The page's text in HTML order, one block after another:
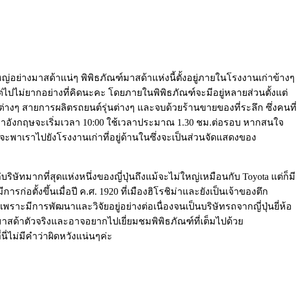
ย่างมาสด้าแน่ๆ พิพิธภัณฑ์มาสด้าแห่งนี้ตั้งอยู่ภายในโรงงานเก่าข้างๆ
ต่ไปไม่ยากอย่างที่คิดนะคะ โดยภายในพิพิธภัณฑ์จะมีอยู่หลายส่วนตั้งแต่
งๆ สายการผลิตรถยนต์รุ่นต่างๆ และจบด้วยร้านขายของที่ระลึก ซึ่งคนที่
กฤษจะเริ่มเวลา 10:00 ใช้เวลาประมาณ 1.30 ชม.ต่อรอบ หากสนใจ
พาเราไปยังโรงงานเก่าที่อยู่ด้านในซึ่งจะเป็นส่วนจัดแสดงของ
ริษัทมากที่สุดแห่งหนึ่งของญี่ปุ่นถึงแม้จะไม่ใหญ่เหมือนกับ Toyota แต่ก็มี
ารก่อตั้งขึ้นเมื่อปี ค.ศ. 1920 ที่เมืองฮิโรชิม่าและยังเป็นเจ้าของตึก
ราะมีการพัฒนาและวิจัยอยู่อย่างต่อเนื่องจนเป็นบริษัทรถจากญี่ปุ่นยี่ห้อ
าสด้าตัวจริงและอาจอยากไปเยี่ยมชมพิพิธภัณฑ์ที่เต็มไปด้วย
ไม่มีคำว่าผิดหวังแน่นๆค่ะ